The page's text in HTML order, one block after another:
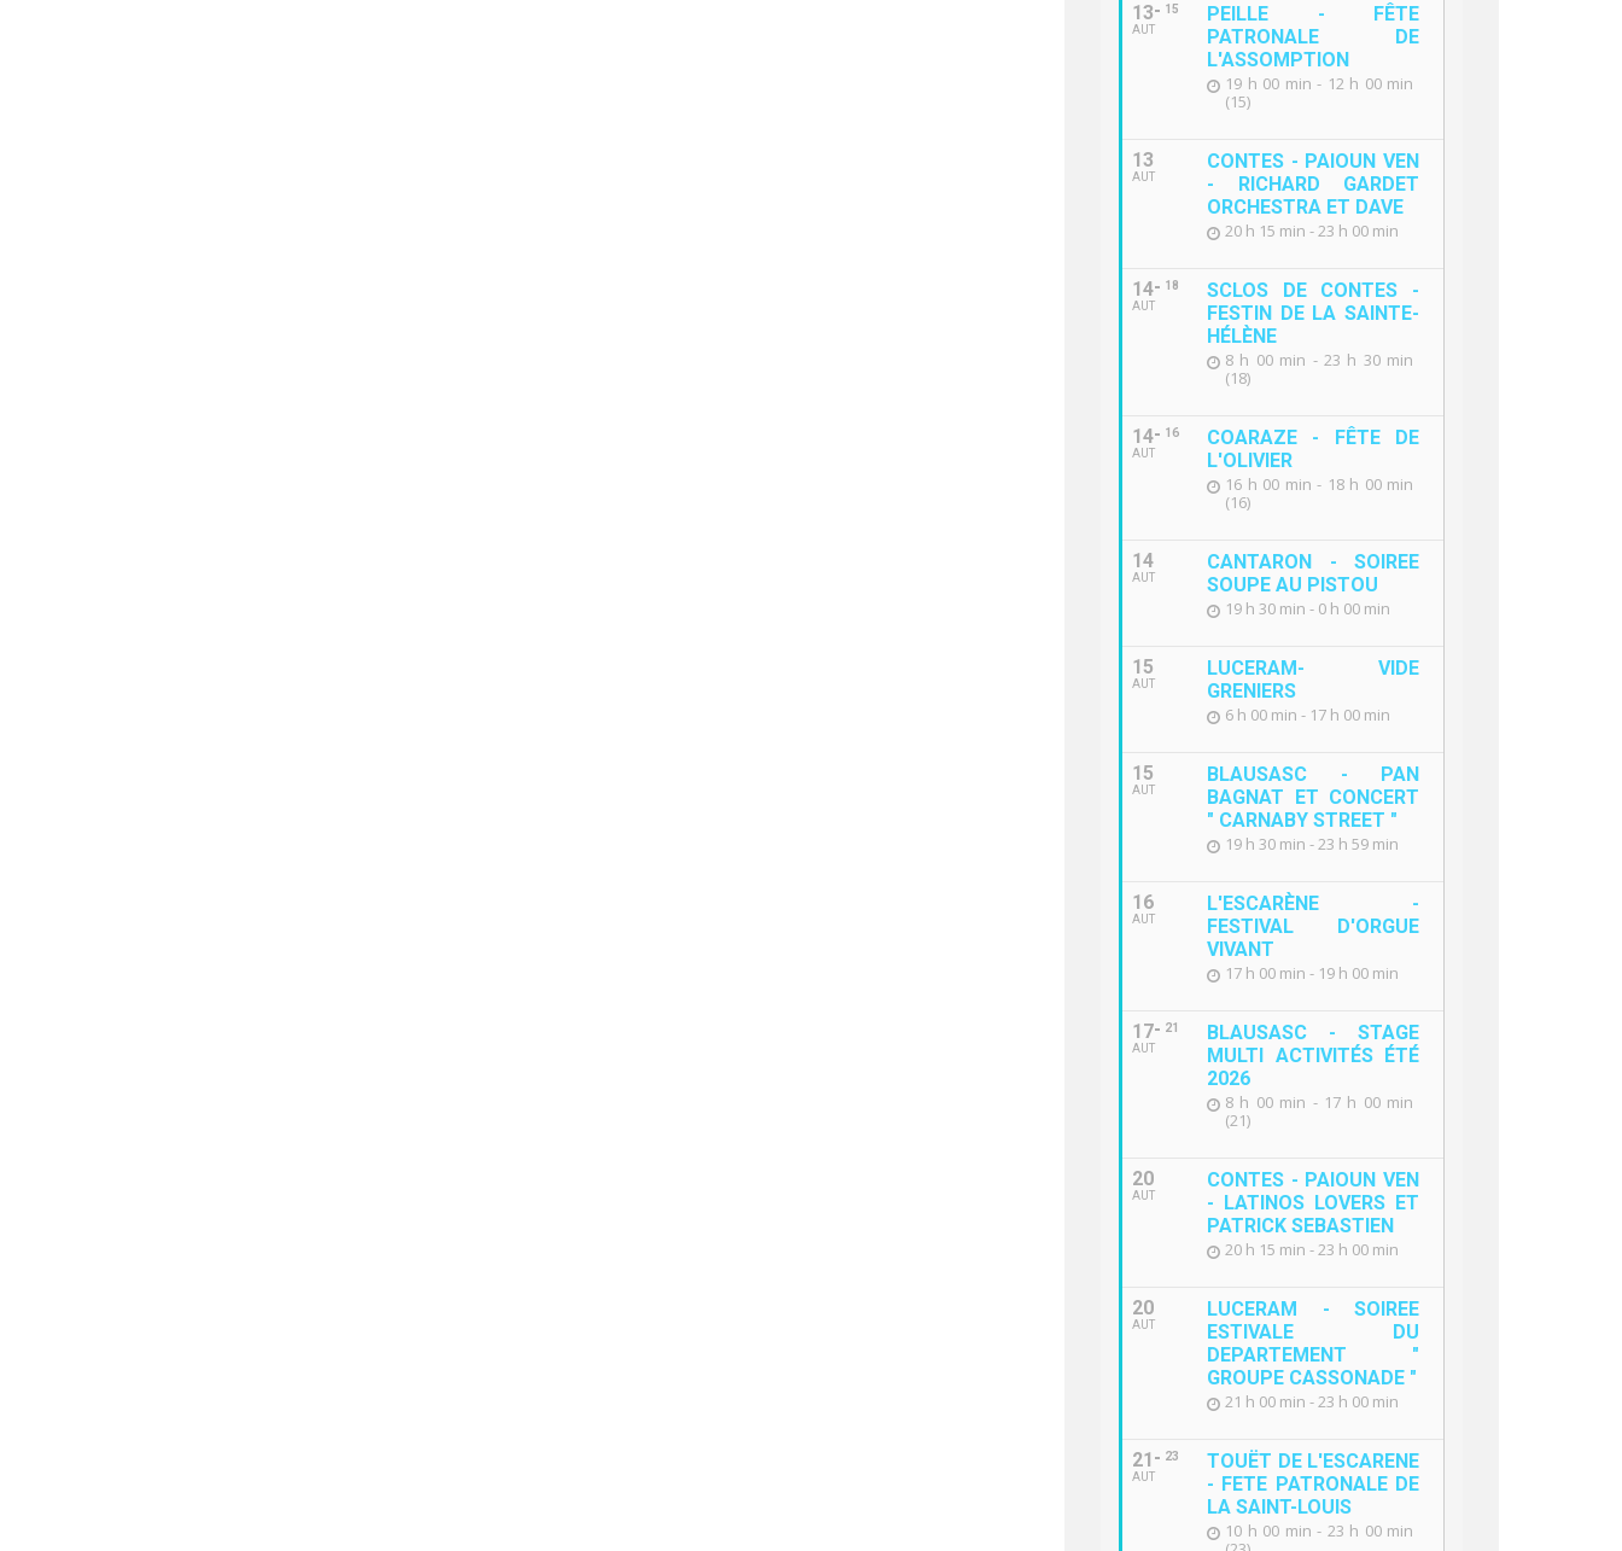
13
AUT
15
PEILLE - FÊTE
PATRONALE DE
L'ASSOMPTION
19 h 00 min - 12 h 00 min
(15)
13
AUT
CONTES - PAIOUN VEN
- RICHARD GARDET
ORCHESTRA ET DAVE
20 h 15 min - 23 h 00 min
14
AUT
18
SCLOS DE CONTES -
FESTIN DE LA SAINTE-
HÉLÈNE
8 h 00 min - 23 h 30 min
(18)
14
AUT
16
COARAZE - FÊTE DE
L'OLIVIER
16 h 00 min - 18 h 00 min
(16)
14
AUT
CANTARON - SOIREE
SOUPE AU PISTOU
19 h 30 min - 0 h 00 min
15
AUT
LUCERAM- VIDE
GRENIERS
6 h 00 min - 17 h 00 min
15
AUT
BLAUSASC - PAN
BAGNAT ET CONCERT
" CARNABY STREET "
19 h 30 min - 23 h 59 min
16
AUT
L'ESCARÈNE -
FESTIVAL D'ORGUE
VIVANT
17 h 00 min - 19 h 00 min
17
AUT
21
BLAUSASC - STAGE
MULTI ACTIVITÉS ÉTÉ
2026
8 h 00 min - 17 h 00 min
(21)
20
AUT
CONTES - PAIOUN VEN
- LATINOS LOVERS ET
PATRICK SEBASTIEN
20 h 15 min - 23 h 00 min
20
AUT
LUCERAM - SOIREE
ESTIVALE DU
DEPARTEMENT "
GROUPE CASSONADE "
21 h 00 min - 23 h 00 min
21
AUT
23
TOUËT DE L'ESCARENE
- FETE PATRONALE DE
LA SAINT-LOUIS
10 h 00 min - 23 h 00 min